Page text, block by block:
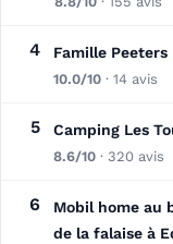
4 Famille Peeters
10.0/10 · 14 avis
5 Camping Les
8.6/10 · 320 avis
6
Mobil home au
de la falaise à